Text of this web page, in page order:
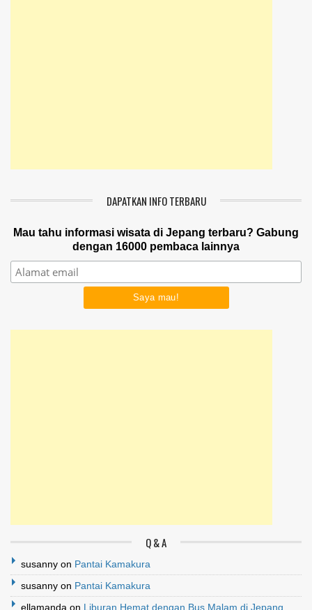
DAPATKAN INFO TERBARU
Mau tahu informasi wisata di Jepang terbaru? Gabung
dengan 16000 pembaca lainnya
Q & A
susanny on Pantai Kamakura
susanny on Pantai Kamakura
ellamanda on Liburan Hemat dengan Bus Malam di Jepang